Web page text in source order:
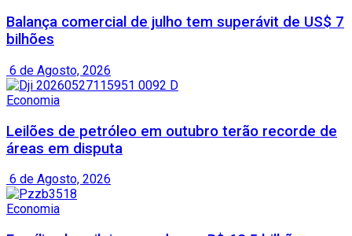
Balança comercial de julho tem superávit de US$ 7
bilhões
6 de Agosto, 2026
Economia
Leilões de petróleo em outubro terão recorde de
áreas em disputa
6 de Agosto, 2026
Economia